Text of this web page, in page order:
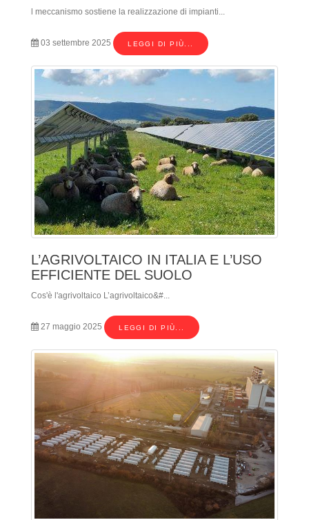
l meccanismo sostiene la realizzazione di impianti...
03 settembre 2025 LEGGI DI PIÙ...
L’AGRIVOLTAICO IN ITALIA E L’USO
EFFICIENTE DEL SUOLO
Cos'è l'agrivoltaico L’agrivoltaico&#...
27 maggio 2025 LEGGI DI PIÙ...